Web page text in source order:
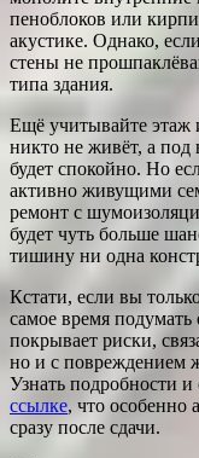
пеноблоков или
акустике. Однако,
стены не
типа здания.
Ещё учитывайте этаж
никто не живёт, а под
будет спокойно. Но
активно живущими
ремонт с
будет чуть больше
тишину ни одна
Кстати, если вы
самое время
покрывает риски,
но и с повреждением
Узнать подробности
ссылке, что особенно
сразу после сдачи.